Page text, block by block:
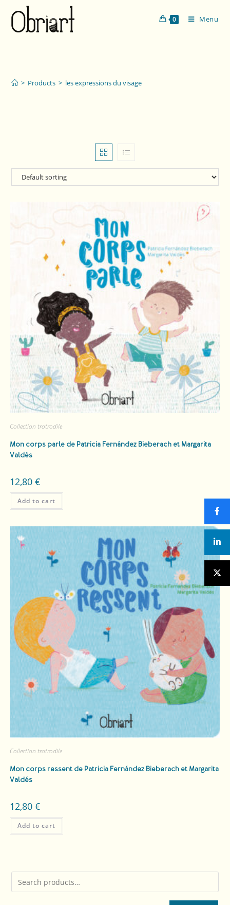
0 Menu
> Products > les expressions du visage
Collection trotrodile
Mon corps parlede​ Patricia Fernández Bieberach​ et ​Margarita
Valdés​
12,80 €
Add to cart
Collection trotrodile
Mon corps ressentde Patricia Fernández Bieberach et Margarita
Valdés
12,80 €
Add to cart